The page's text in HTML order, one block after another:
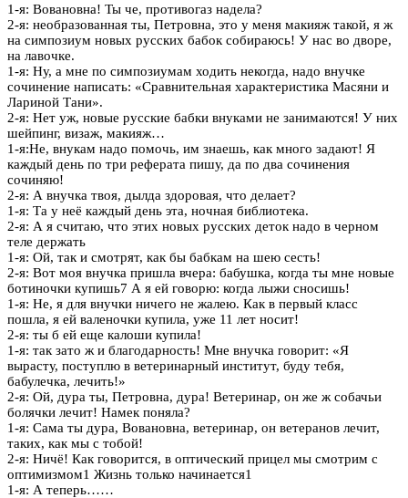
1-я: Вовановна! Ты че, противогаз надела?
2-я: необразованная ты, Петровна, это у меня макияж такой, я ж
на симпозиум новых русских бабок собираюсь! У нас во дворе,
на лавочке.
1-я: Ну, а мне по симпозиумам ходить некогда, надо внучке
сочинение написать: «Сравнительная характеристика Масяни и
Лариной Тани».
2-я: Нет уж, новые русские бабки внуками не занимаются! У них
шейпинг, визаж, макияж…
1-я:Не, внукам надо помочь, им знаешь, как много задают! Я
каждый день по три реферата пишу, да по два сочинения
сочиняю!
2-я: А внучка твоя, дылда здоровая, что делает?
1-я: Та у неё каждый день эта, ночная библиотека.
2-я: А я считаю, что этих новых русских деток надо в черном
теле держать
1-я: Ой, так и смотрят, как бы бабкам на шею сесть!
2-я: Вот моя внучка пришла вчера: бабушка, когда ты мне новые
ботиночки купишь7 А я ей говорю: когда лыжи сносишь!
1-я: Не, я для внучки ничего не жалею. Как в первый класс
пошла, я ей валеночки купила, уже 11 лет носит!
2-я: ты б ей еще калоши купила!
1-я: так зато ж и благодарность! Мне внучка говорит: «Я
вырасту, поступлю в ветеринарный институт, буду тебя,
бабулечка, лечить!»
2-я: Ой, дура ты, Петровна, дура! Ветеринар, он же ж собачьи
болячки лечит! Намек поняла?
1-я: Сама ты дура, Вовановна, ветеринар, он ветеранов лечит,
таких, как мы с тобой!
2-я: Ничё! Как говорится, в оптический прицел мы смотрим с
оптимизмом1 Жизнь только начинается1
1-я: А теперь……